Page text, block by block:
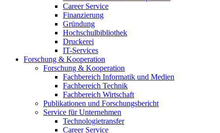
Career Service
Finanzierung
Gründung
Hochschulbibliothek
Druckerei
IT-Services
Forschung & Kooperation
Forschung & Kooperation
Fachbereich Informatik und Medien
Fachbereich Technik
Fachbereich Wirtschaft
Publikationen und Forschungsbericht
Service für Unternehmen
Technologietransfer
Career Service